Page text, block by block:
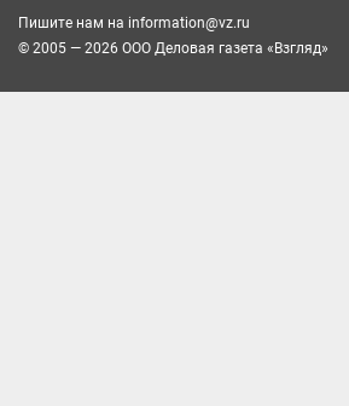
Пишите нам на information@vz.ru
© 2005 — 2026 ООО Деловая газета «Взгляд»